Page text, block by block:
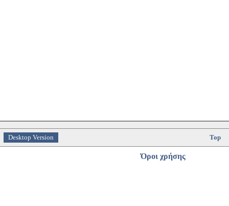
Desktop Version Top
Όροι χρήσης